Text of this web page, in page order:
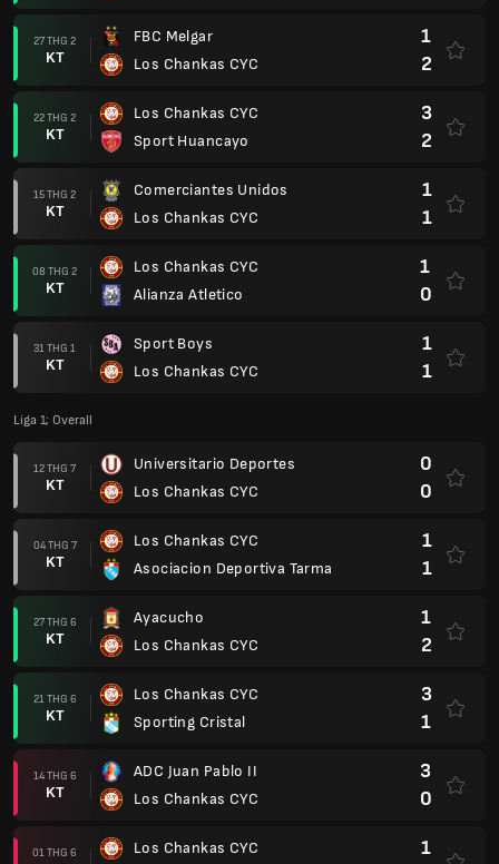
27 THG 2
KT
FBC Melgar
Los Chankas CYC
1
2
22 THG 2
KT
Los Chankas CYC
Sport Huancayo
3
2
15 THG 2
KT
Comerciantes Unidos
Los Chankas CYC
1
1
08 THG 2
KT
Los Chankas CYC
Alianza Atletico
1
0
31 THG 1
KT
Sport Boys
Los Chankas CYC
1
1
Liga 1; Overall
12 THG 7
KT
Universitario Deportes
Los Chankas CYC
0
0
04 THG 7
KT
Los Chankas CYC
Asociacion Deportiva Tarma
1
1
27 THG 6
KT
Ayacucho
Los Chankas CYC
1
2
21 THG 6
KT
Los Chankas CYC
Sporting Cristal
3
1
14 THG 6
KT
ADC Juan Pablo II
Los Chankas CYC
3
0
01 THG 6 Los Chankas CYC 1